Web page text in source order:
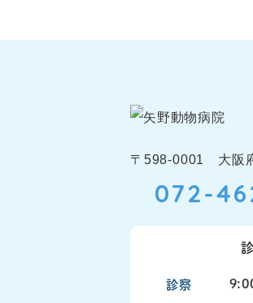
〒598-0001 大阪
072-
診察